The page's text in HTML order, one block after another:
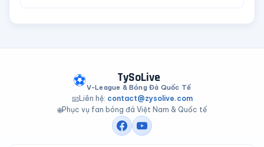
⚽ TySoLive
V-League & Bóng Đá Quốc Tế
📧Liên hệ: contact@zysolive.com
🌐Phục vụ fan bóng đá Việt Nam & Quốc tế